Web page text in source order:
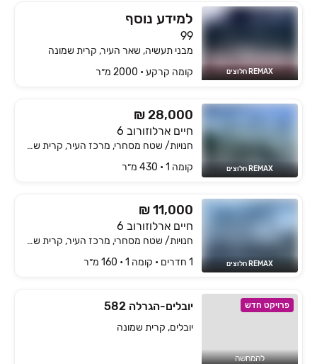
REMAX חלוצים
למידע נוסף
99
מבני תעשיה, שאר העיר, קרית שמונה
קומה ‎קרקע‏ • 2000 מ״ר
REMAX חלוצים
₪ 28,000
חיים ארלוזורוב 6
חנויות/ שטח מסחרי, מרכז העיר, קרית שמונה
קומה ‎1‏ • 430 מ״ר
REMAX חלוצים
₪ 11,000
חיים ארלוזורוב 6
חנויות/ שטח מסחרי, מרכז העיר, קרית שמונה
1 חדרים • קומה ‎1‏ • 160 מ״ר
פרויקט חדש
להמחשה
יובלים-הגרלה 582
יובלים, קרית שמונה